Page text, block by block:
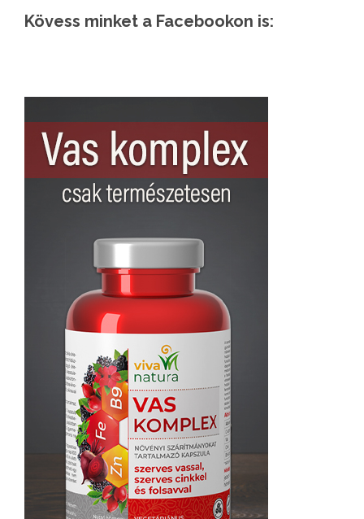
Kövess minket a Facebookon is: